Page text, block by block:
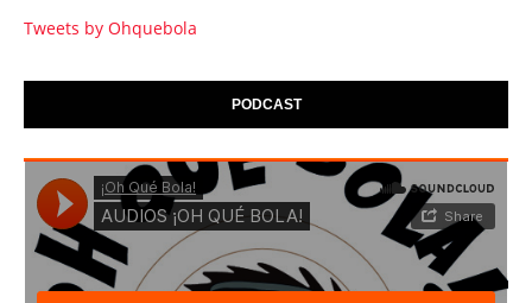
Tweets by Ohquebola
PODCAST